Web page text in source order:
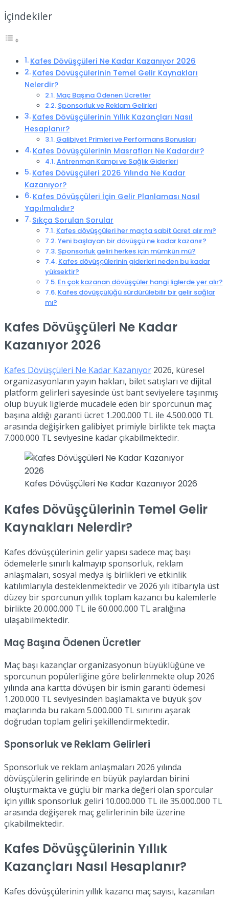
İçindekiler
Kafes Dövüşçüleri Ne Kadar Kazanıyor 2026
Kafes Dövüşçülerinin Temel Gelir Kaynakları
Nelerdir?
Maç Başına Ödenen Ücretler
Sponsorluk ve Reklam Gelirleri
Kafes Dövüşçülerinin Yıllık Kazançları Nasıl
Hesaplanır?
Galibiyet Primleri ve Performans Bonusları
Kafes Dövüşçülerinin Masrafları Ne Kadardır?
Antrenman Kampı ve Sağlık Giderleri
Kafes Dövüşçüleri 2026 Yılında Ne Kadar
Kazanıyor?
Kafes Dövüşçüleri İçin Gelir Planlaması Nasıl
Yapılmalıdır?
Sıkça Sorulan Sorular
Kafes dövüşçüleri her maçta sabit ücret alır mı?
Yeni başlayan bir dövüşçü ne kadar kazanır?
Sponsorluk geliri herkes için mümkün mü?
Kafes dövüşçülerinin giderleri neden bu kadar
yüksektir?
En çok kazanan dövüşçüler hangi liglerde yer alır?
Kafes dövüşçülüğü sürdürülebilir bir gelir sağlar
mı?
Kafes Dövüşçüleri Ne Kadar
Kazanıyor 2026
Kafes Dövüşçüleri Ne Kadar Kazanıyor 2026, küresel
organizasyonların yayın hakları, bilet satışları ve dijital
platform gelirleri sayesinde üst bant seviyelere taşınmış
olup büyük liglerde mücadele eden bir sporcunun maç
başına aldığı garanti ücret 1.200.000 TL ile 4.500.000 TL
arasında değişirken galibiyet primiyle birlikte tek maçta
7.000.000 TL seviyesine kadar çıkabilmektedir.
Kafes Dövüşçüleri Ne Kadar Kazanıyor 2026
Kafes Dövüşçülerinin Temel Gelir
Kaynakları Nelerdir?
Kafes dövüşçülerinin gelir yapısı sadece maç başı
ödemelerle sınırlı kalmayıp sponsorluk, reklam
anlaşmaları, sosyal medya iş birlikleri ve etkinlik
katılımlarıyla desteklenmektedir ve 2026 yılı itibarıyla üst
düzey bir sporcunun yıllık toplam kazancı bu kalemlerle
birlikte 20.000.000 TL ile 60.000.000 TL aralığına
ulaşabilmektedir.
Maç Başına Ödenen Ücretler
Maç başı kazançlar organizasyonun büyüklüğüne ve
sporcunun popülerliğine göre belirlenmekte olup 2026
yılında ana kartta dövüşen bir ismin garanti ödemesi
1.200.000 TL seviyesinden başlamakta ve büyük şov
maçlarında bu rakam 5.000.000 TL sınırını aşarak
doğrudan toplam geliri şekillendirmektedir.
Sponsorluk ve Reklam Gelirleri
Sponsorluk ve reklam anlaşmaları 2026 yılında
dövüşçülerin gelirinde en büyük paylardan birini
oluşturmakta ve güçlü bir marka değeri olan sporcular
için yıllık sponsorluk geliri 10.000.000 TL ile 35.000.000 TL
arasında değişerek maç gelirlerinin bile üzerine
çıkabilmektedir.
Kafes Dövüşçülerinin Yıllık
Kazançları Nasıl Hesaplanır?
Kafes dövüşçülerinin yıllık kazancı maç sayısı, kazanılan